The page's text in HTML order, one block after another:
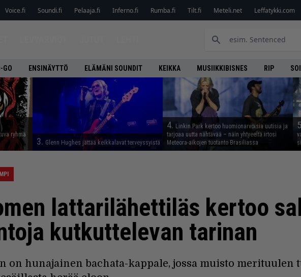
Voice.fi Soundi.fi Pelaaja.fi Inferno.fi Rumba.fi Tilt.fi Meteli.net Leffatykki.com
GO ENSINÄYTTÖ ELÄMÄNI SOUNDIT KEIKKA MUSIIKKIBISNES RIP
ryhmä
3. Glenn Hughes jättää keikkalavat terveyssyistä
4. Linkin Park kertoo huomionarvoisia uutisia ja
tarjoaa uutta nähtävää – näin yhtyeeltä irtosi
Meteora-aikojen tuotanto Brasiliassa
lattarilähettiläs kertoo
kutkuttelevan tarinan
on hunajainen bachata-kappale, jossa muisto merituulen